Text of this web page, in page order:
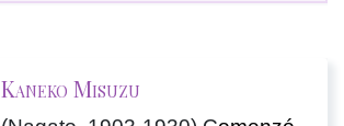
Kaneko Misuzu